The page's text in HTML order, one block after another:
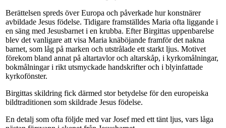
Berättelsen spreds över Europa och påverkade hur konstnärer
avbildade Jesus födelse. Tidigare framställdes Maria ofta liggande i
en säng med Jesusbarnet i en krubba. Efter Birgittas uppenbarelse
blev det vanligare att visa Maria knäböjande framför det nakna
barnet, som låg på marken och utstrålade ett starkt ljus. Motivet
förekom bland annat på altartavlor och altarskåp, i kyrkomålningar,
bokmålningar i rikt utsmyckade handskrifter och i blyinfattade
kyrkofönster.
Birgittas skildring fick därmed stor betydelse för den europeiska
bildtraditionen som skildrade Jesus födelse.
En detalj som ofta följde med var Josef med ett tänt ljus, vars låga